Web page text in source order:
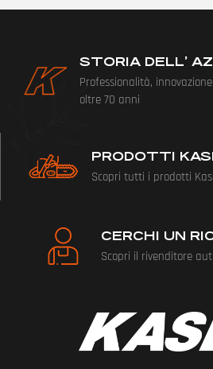
STORIA DELL’
Professionalità,
oltre 70 anni
PRODOTTI
Scopri tutti i prodotti
CERCHI UN
Scopri il rivenditore